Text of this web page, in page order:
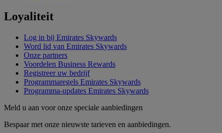
Loyaliteit
Log in bij Emirates Skywards
Word lid van Emirates Skywards
Onze partners
Voordelen Business Rewards
Registreer uw bedrijf
Programmaregels Emirates Skywards
Programma-updates Emirates Skywards
Meld u aan voor onze speciale aanbiedingen
Bespaar met onze nieuwste tarieven en aanbiedingen.